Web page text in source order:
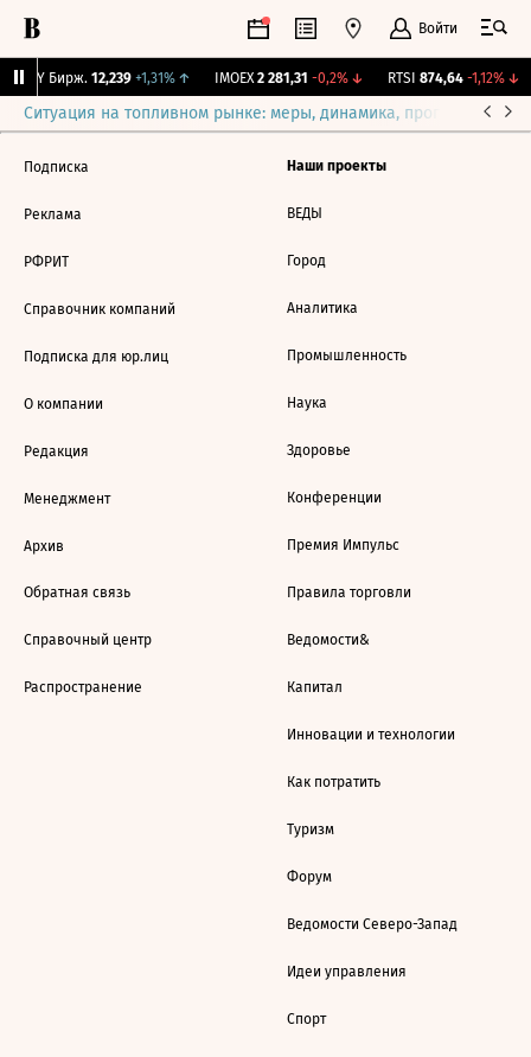
Войти
CNY Бирж. 12,239 +1,31%↑ IMOEX 2 281,31 -0,2%↓ RTSI 874,64 -1,12%↓
Ситуация на топливном рынке: меры, динамика, прогнозы
Подписка
Реклама
РФРИТ
Справочник компаний
Подписка для юр.лиц
О компании
Редакция
Менеджмент
Архив
Обратная связь
Справочный центр
Распространение
Наши проекты
ВЕДЫ
Город
Аналитика
Промышленность
Наука
Здоровье
Конференции
Премия Импульс
Правила торговли
Ведомости&
Капитал
Инновации и технологии
Как потратить
Туризм
Форум
Ведомости Северо-Запад
Идеи управления
Спорт